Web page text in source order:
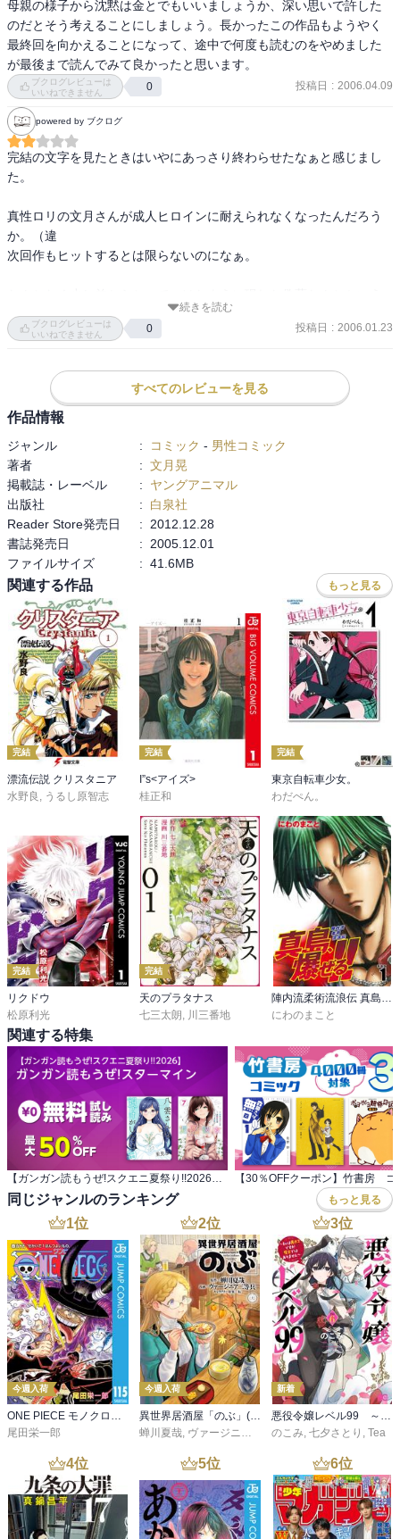
母親の様子から沈黙は金とでもいいましょうか、深い思いで許した
のだとそう考えることにしましょう。長かったこの作品もようやく
最終回を向かえることになって、途中で何度も読むのをやめました
が最後まで読んでみて良かったと思います。
ブクログレビューは
いいねできません
0 投稿日 : 2006.04.09
powered by ブクログ
完結の文字を見たときはいやにあっさり終わらせたなぁと感じまし
た。
真性ロリの文月さんが成人ヒロインに耐えられなくなったんだろう
か。（違
次回作もヒットするとは限らないのになぁ。
試練があったわけですが、乗り越えたー大団円だーという流れ。
うのはどうか。
以降は蛇足蛇足の最終巻でした。
以下少しネタバレ。
別に桜庭の家督まで投げ打つ必要はなかったような・・・。
もしかして雅さんと偽薫たんが合体すると言うシナリオなんだろう
か。黒いぜ桜庭父・・・。
続きを読む
ブクログレビューは
いいねできません
0 投稿日 : 2006.01.23
すべてのレビューを見る
作品情報
ジャンル : コミック - 男性コミック
著者
: 文月晃
掲載誌・レーベル
:
ヤングアニマル
出版社
:
白泉社
Reader Store発売日
:
2012.12.28
書誌発売日
:
2005.12.01
ファイルサイズ
: 41.6MB
関連する作品 もっと見る
完結
漂流伝説 クリスタニア
水野良 , うるし原智志
完結
I”s<アイズ>
桂正和
完結
東京自転車少女。
わだぺん。
完結
リクドウ
松原利光
完結
天のプラタナス
七三太朗
川三番地
にわのまこと
関連する特集
同じジャンルのランキング もっと見る
1位
今週入荷
ONE PIECE モノクロ版 115
尾田栄一郎
2位
今週入荷
異世界居酒屋「のぶ」(22)
蝉川夏哉, ヴァージニア二等兵 ,転
3位
新着
悪役令嬢レベル99 ～私は裏ボスですが魔王ではありません～ その６
のこみ, 七夕さとり , Tea
4位 5位 6位